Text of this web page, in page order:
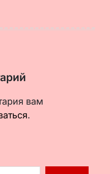
вам
.